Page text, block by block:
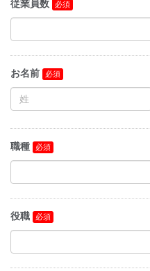
従業員数
お名前
職種
役職